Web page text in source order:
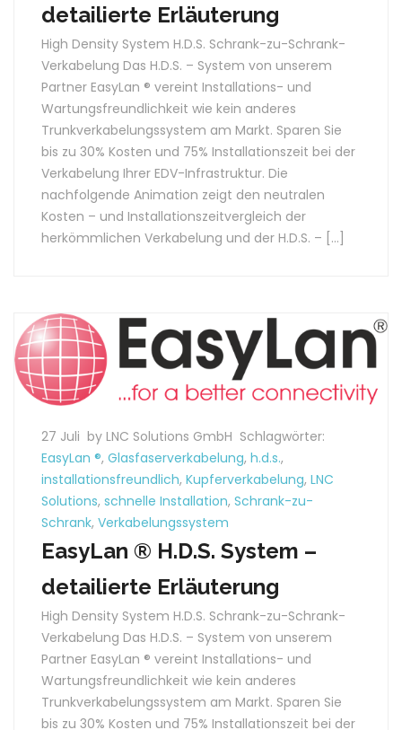
detailierte Erläuterung
High Density System H.D.S. Schrank-zu-Schrank-
Verkabelung Das H.D.S. – System von unserem
Partner EasyLan ® vereint Installations- und
Wartungsfreundlichkeit wie kein anderes
Trunkverkabelungssystem am Markt. Sparen Sie
bis zu 30% Kosten und 75% Installationszeit bei der
Verkabelung Ihrer EDV-Infrastruktur. Die
nachfolgende Animation zeigt den neutralen
Kosten – und Installationszeitvergleich der
herkömmlichen Verkabelung und der H.D.S. – […]
27 Juli by LNC Solutions GmbH Schlagwörter:
EasyLan ®, Glasfaserverkabelung, h.d.s.,
installationsfreundlich, Kupferverkabelung, LNC
Solutions, schnelle Installation, Schrank-zu-
Schrank, Verkabelungssystem
EasyLan ® H.D.S. System –
detailierte Erläuterung
High Density System H.D.S. Schrank-zu-Schrank-
Verkabelung Das H.D.S. – System von unserem
Partner EasyLan ® vereint Installations- und
Wartungsfreundlichkeit wie kein anderes
Trunkverkabelungssystem am Markt. Sparen Sie
bis zu 30% Kosten und 75% Installationszeit bei der